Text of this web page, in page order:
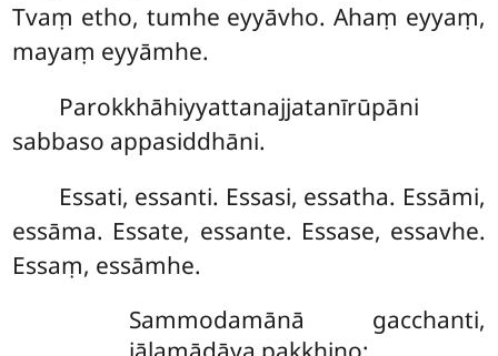
Tvaṃ etho, tumhe eyyāvho. Ahaṃ eyyaṃ,
mayaṃ eyyāmhe.
Parokkhāhiyyattanajjatanīrūpāni
sabbaso appasiddhāni.
Essati, essanti. Essasi, essatha. Essāmi,
essāma. Essate, essante. Essase, essavhe.
Essaṃ, essāmhe.
Sammodamānā gacchanti,